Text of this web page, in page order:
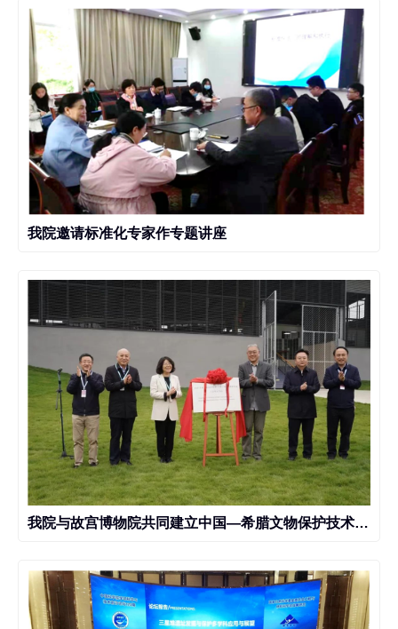
我院邀请标准化专家作专题讲座
我院与故宫博物院共同建立中国—希腊文物保护技术“一带一路”联合实验室三星堆工作站